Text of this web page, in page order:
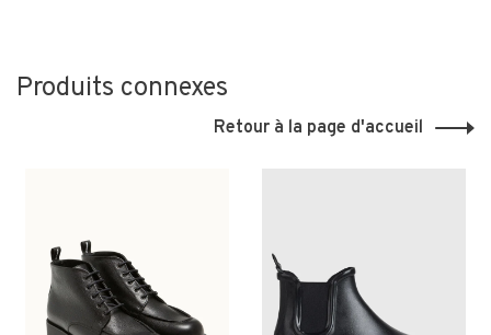
Produits connexes
Retour à la page d'accueil